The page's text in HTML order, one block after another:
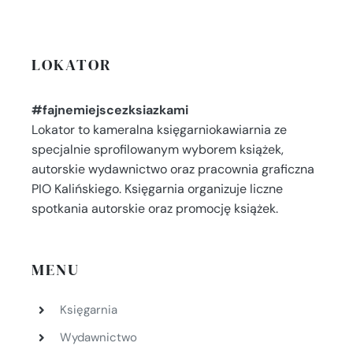
LOKATOR
#fajnemiejscezksiazkami
Lokator to kameralna księgarniokawiarnia ze
specjalnie sprofilowanym wyborem książek,
autorskie wydawnictwo oraz pracownia graficzna
PIO Kalińskiego. Księgarnia organizuje liczne
spotkania autorskie oraz promocję książek.
MENU
Księgarnia
Wydawnictwo